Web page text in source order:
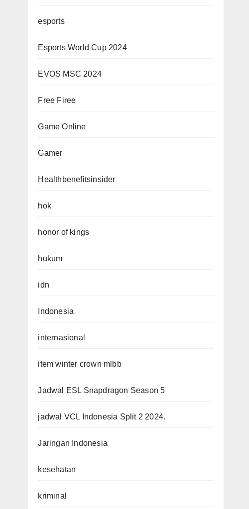
esports
Esports World Cup 2024
EVOS MSC 2024
Free Firee
Game Online
Gamer
Healthbenefitsinsider
hok
honor of kings
hukum
idn
Indonesia
internasional
item winter crown mlbb
Jadwal ESL Snapdragon Season 5
jadwal VCL Indonesia Split 2 2024.
Jaringan Indonesia
kesehatan
kriminal